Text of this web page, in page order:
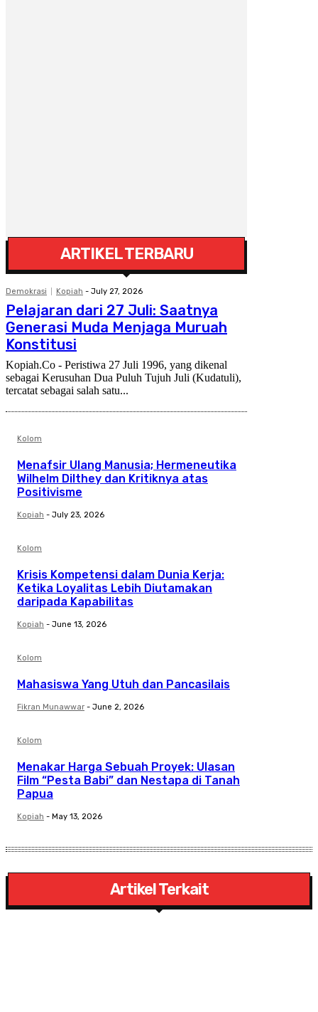
ARTIKEL TERBARU
Demokrasi Kopiah - July 27, 2026
Pelajaran dari 27 Juli: Saatnya
Generasi Muda Menjaga Muruah
Konstitusi
Kopiah.Co - Peristiwa 27 Juli 1996, yang dikenal
sebagai Kerusuhan Dua Puluh Tujuh Juli (Kudatuli),
tercatat sebagai salah satu...
Kolom
Menafsir Ulang Manusia; Hermeneutika
Wilhelm Dilthey dan Kritiknya atas
Positivisme
Kopiah - July 23, 2026
Kolom
Krisis Kompetensi dalam Dunia Kerja:
Ketika Loyalitas Lebih Diutamakan
daripada Kapabilitas
Kopiah - June 13, 2026
Kolom
Mahasiswa Yang Utuh dan Pancasilais
Fikran Munawwar - June 2, 2026
Kolom
Menakar Harga Sebuah Proyek: Ulasan
Film “Pesta Babi” dan Nestapa di Tanah
Papua
Kopiah - May 13, 2026
Artikel Terkait